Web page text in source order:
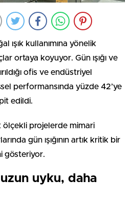
ışık kullanımına yönelik
ortaya koyuyor. Gün ışığı ve
ofis ve endüstriyel
performansında yüzde 42’ye
edildi.
ölçekli projelerde mimari
gün ışığının artık kritik bir
gösteriyor.
uyku, daha